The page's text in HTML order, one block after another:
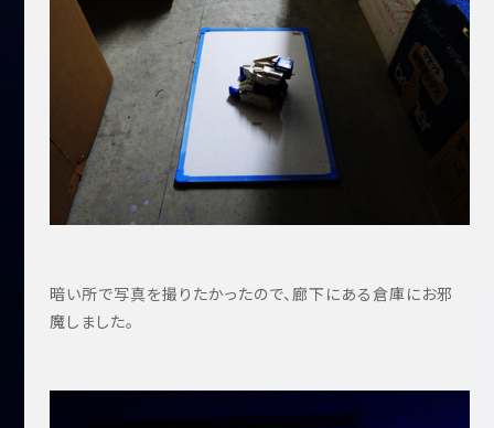
暗い所で写真を撮りたかったので、廊下にある倉庫にお邪
魔しました。